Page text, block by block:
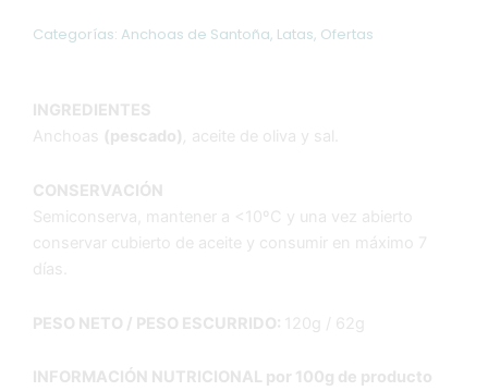
era:
es:
aceite
caja
de
cantidad
Categorías: Anchoas de Santoña, Latas, Ofertas
INGREDIENTES
Anchoas (pescado), aceite de oliva y sal.
CONSERVACIÓN
Semiconserva, mantener a <10ºC y una vez abierto
conservar cubierto de aceite y consumir en máximo 7
días.
PESO NETO / PESO ESCURRIDO: 120g / 62g
INFORMACIÓN NUTRICIONAL por 100g de producto